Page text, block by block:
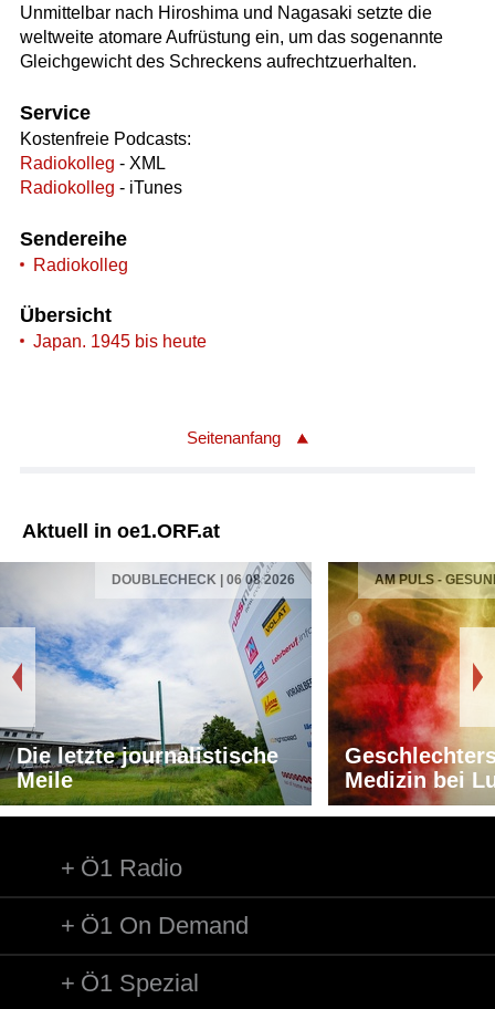
Unmittelbar nach Hiroshima und Nagasaki setzte die
weltweite atomare Aufrüstung ein, um das sogenannte
Gleichgewicht des Schreckens aufrechtzuerhalten.
Service
Kostenfreie Podcasts:
Radiokolleg - XML
Radiokolleg - iTunes
Sendereihe
Radiokolleg
Übersicht
Japan. 1945 bis heute
Seitenanfang
Aktuell in oe1.ORF.at
DOUBLECHECK | 06 08 2026
Die letzte journalistische
Meile
AM PULS -
Medizin bei
Ö1 Radio
Ö1 On Demand
Ö1 Spezial